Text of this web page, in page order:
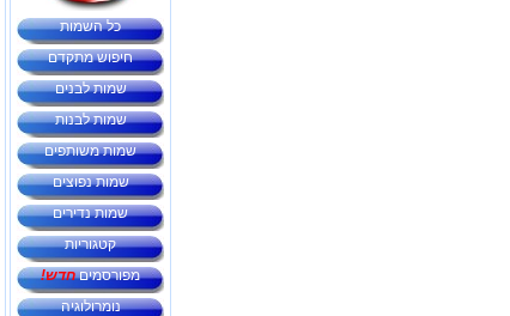
כל השמות
חיפוש מתקדם
שמות לבנים
שמות לבנות
שמות משותפים
שמות נפוצים
שמות נדירים
קטגוריות
מפורסמיםחדש!
נומרולוגיה